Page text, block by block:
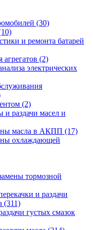
(30)
и ремонта батарей
(2)
электрических
(2)
и раздачи масел и
масла в АКПП (17)
охлаждающей
тормозной
и раздачи
(311)
густых смазок